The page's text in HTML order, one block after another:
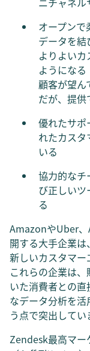
オープン
データを
よりよい
ようになる
顧客が望ん
だが、提
優れたサポ
れたカスタ
いる
協力的なチ
び正しい
る
AmazonやUber
開する大手企業
新しいカスタマー
これらの企業は
いた消費者との
なデータ分析を
う点で突出してい
Zendesk最高マー